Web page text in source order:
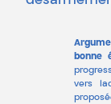
bonne
vers